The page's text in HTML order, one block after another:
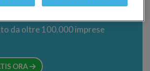
da oltre 100.000 imprese
ORA